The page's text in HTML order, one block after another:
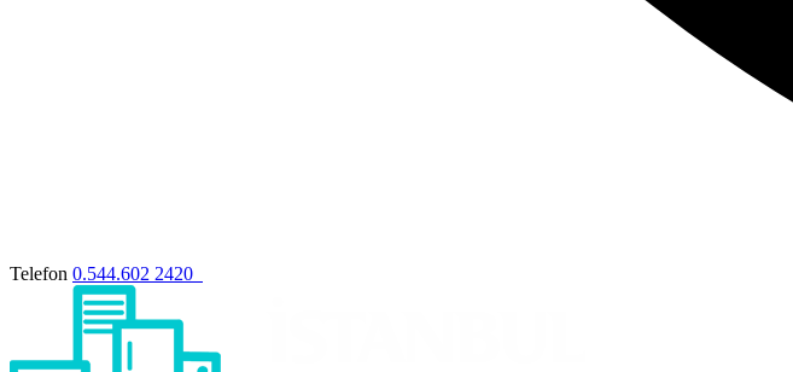
Telefon 0.544.602 2420